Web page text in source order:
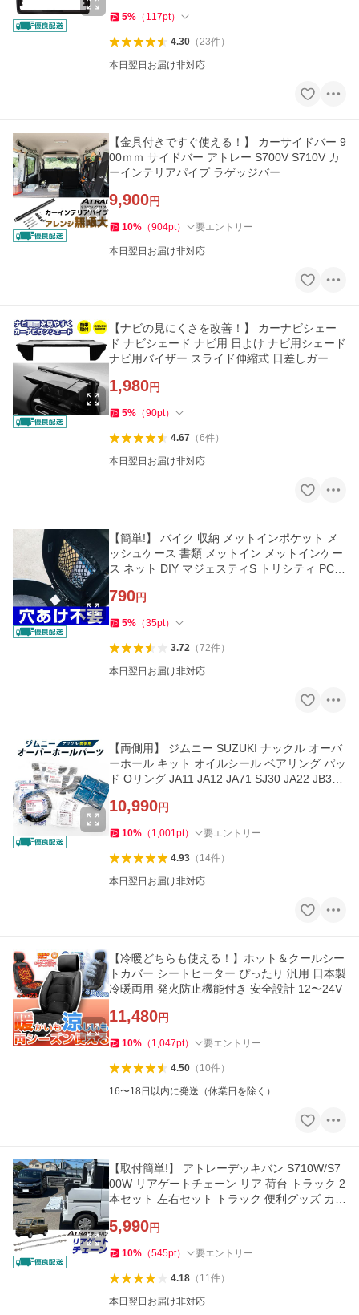
5% （ 117pt）
4.30（23件）
本日翌日お届け非対応
【金具付きですぐ使える！】 カーサイドバー 9
00ｍｍ サイドバー アトレー S700V S710V カ
ーインテリアパイプ ラゲッジバー
9,900円
10% （904pt） 要エントリー
本日翌日お届け非対応
【ナビの見にくさを改善！】 カーナビシェー
ド ナビシェード ナビ用 日よけ ナビ用シェード
ナビ用バイザー スライド伸縮式 日差しガード
1,980円
5% （90pt）
4.67（6件）
本日翌日お届け非対応
【簡単!】 バイク 収納 メットインポケット メ
ッシュケース 書類 メットイン メットインケー
ス ネット DIY マジェスティS トリシティ PCX
790円
5% （35pt）
3.72（72件）
本日翌日お届け非対応
【両側用】 ジムニー SUZUKI ナックル オーバ
ーホール キット オイルシール ベアリング パッ
ド Oリング JA11 JA12 JA71 SJ30 JA22 JB31
10,990円
10% （ 1,001pt） 要エントリー
4.93（ 14件）
本日翌日お届け非対応
【冷暖どちらも使える！】ホット＆クールシー
トカバー シートヒーター ぴったり 汎用 日本製
冷暖両用 発火防止機能付き 安全設計 12〜24V
11,480円
10% （ 1,047pt） 要エントリー
4.50（ 10件）
16〜18日以内に発送（休業日を除く）
【取付簡単!】 アトレーデッキバン S710W/S7
00W リアゲートチェーン リア 荷台 トラック 2
本セット 左右セット トラック 便利グッズ カー
5,990円
10% （545pt） 要エントリー
4.18（ 11件）
本日翌日お届け非対応